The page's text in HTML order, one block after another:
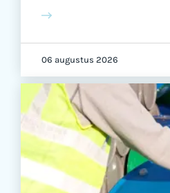
06 augustus 2026